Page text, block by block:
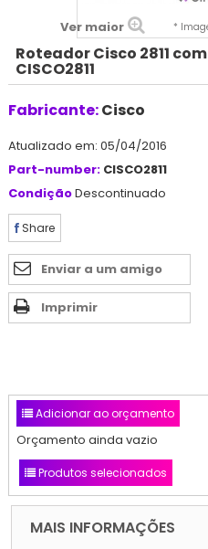
Ver maior *
Roteador Cisco 2811 com
CISCO2811
Fabricante:Cisco
Atualizado em: 05/04/2016
Part-number: CISCO2811
CondiçãoDescontinuado
Share
Enviar a um amigo
Imprimir
Adicionar ao orçamento
Orçamento ainda vazio
Produtos selecionados
MAIS INFORMAÇÕES